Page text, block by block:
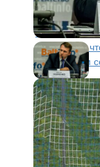
Сегодня, 9
обозначило
Напомним,
прошедшем